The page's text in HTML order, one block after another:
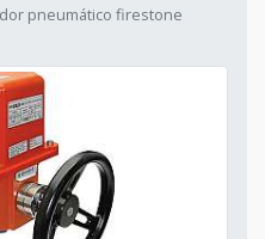
pneumático firestone